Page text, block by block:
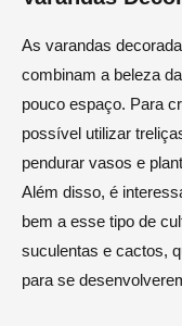
As varandas
combinam a beleza
pouco espaço. Para
possível utilizar
pendurar vasos e
Além disso, é
bem a esse tipo de
suculentas e cactos,
para se